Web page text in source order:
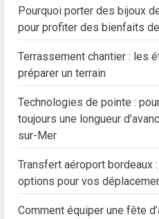
Pourquoi porter des bijoux
pour profiter des bienfaits
Terrassement chantier : les
préparer un terrain
Technologies de pointe :
toujours une longueur
sur-Mer
Transfert aéroport bordeaux
options pour vos
Comment équiper une fête